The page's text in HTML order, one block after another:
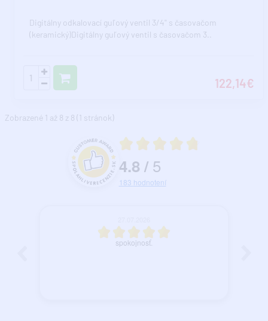
Digitálny odkalovací guľový ventil 3/4" s časovačom
(keramický)Digitálny guľový ventil s časovačom 3..
122,14€
Zobrazené 1 až 8 z 8 (1 stránok)
Hodnotenie a recenzie zákazníkov
Priemerné hodnotenie 4.8 z 5
4.8 / 5
183 hodnotení
spokojnosť.